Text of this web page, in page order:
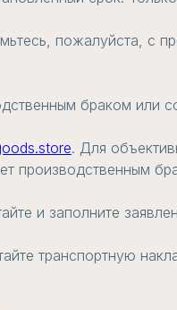
пожалуйста, с
браком или
. Для
и заполните
транспортную